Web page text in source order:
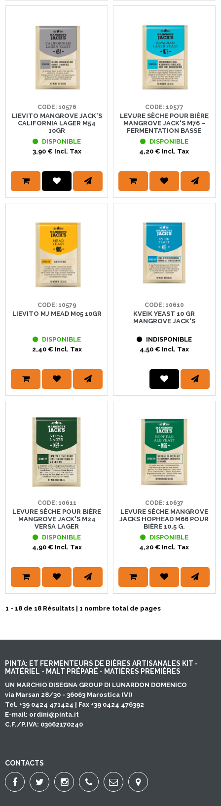
CODE: 10576
LIEVITO MANGROVE JACK'S
CALIFORNIA LAGER M54
10GR
DISPONIBLE
3,90 € Incl. Tax
CODE: 10577
LEVURE SÈCHE POUR BIÈRE
MANGROVE JACK'S M76 –
FERMENTATION BASSE
DISPONIBLE
4,20 € Incl. Tax
CODE: 10579
LIEVITO MJ MEAD M05 10GR
DISPONIBLE
2,40 € Incl. Tax
CODE: 10610
KVEIK YEAST 10 GR
MANGROVE JACK'S
INDISPONIBLE
4,50 € Incl. Tax
CODE: 10611
LEVURE SÈCHE POUR BIÈRE
MANGROVE JACK'S M24
VERSA LAGER
DISPONIBLE
4,90 € Incl. Tax
CODE: 10637
LEVURE SÈCHE MANGROVE
JACKS HOPHEAD M66 POUR
BIÈRE 10,5 G.
DISPONIBLE
4,20 € Incl. Tax
1 - 18 de 18 Résultats | 1 nombre total de pages
PINTA: ET FERMENTEURS DE BIÈRES ARTISANALES KIT -
MATÉRIEL - MALT PRÉPARÉ - MATIÈRES PREMIÈRES
UN MARCHIO DISEGNA GROUP DI LUNARDON DOMENICO
via Marsan 28/30 - 36063 Marostica (VI)
Tel. +39 0424 471424 | Fax +39 0424 476392
E-mail: ordini@pinta.it
C.F./P.IVA: 03062170240
CONTACTS